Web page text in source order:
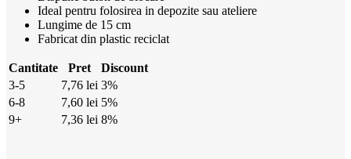
Ideal pentru folosirea in depozite sau ateliere
Lungime de 15 cm
Fabricat din plastic reciclat
Cantitate Pret
Discount
3-5
7,76 lei 3%
6-8
7,60 lei 5%
9+
7,36 lei 8%